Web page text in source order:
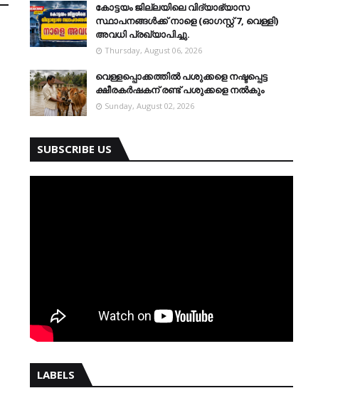
കോട്ടയം ജില്ലയിലെ വിദ്യാഭ്യാസ
സ്ഥാപനങ്ങള്‍ക്ക് നാളെ (ഓഗസ്റ്റ് 7, വെള്ളി)
അവധി പ്രഖ്യാപിച്ചു.
Thursday, August 06, 2026
വെള്ളപ്പൊക്കത്തില്‍ പശുക്കളെ നഷ്ടപ്പെട്ട
ക്ഷീരകര്‍ഷകന് രണ്ട് പശുക്കളെ നല്‍കും
Sunday, August 02, 2026
SUBSCRIBE US
LABELS